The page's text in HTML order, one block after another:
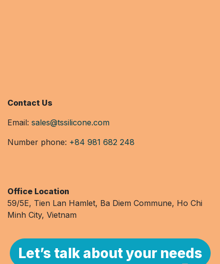
Contact Us
Email: sales@tssilicone.com
Number phone: +84 981 682 248
Office Location
59/5E, Tien Lan Hamlet, Ba Diem Commune, Ho Chi
Minh City, Vietnam
Let’s talk about your needs